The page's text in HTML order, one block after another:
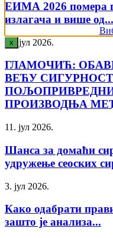
ЕИМА 2026 помера
излагача и више од...
12. јул 2026.
ГЛАМОЧИЋ:
ВЕЋУ СИГУРНОСТ
ПРОИЗВОДЊА
11. јул 2026.
Шанса за домаћи
удружење сеоских
3. јул 2026.
Како одабрати
зашто је анализа...
x